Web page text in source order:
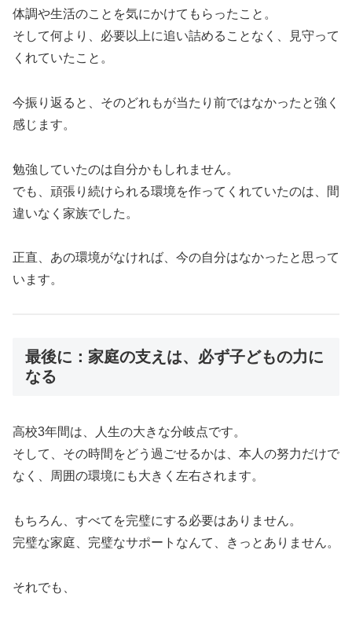
体調や生活のことを気にかけてもらったこと。
そして何より、必要以上に追い詰めることなく、見守って
くれていたこと。
今振り返ると、そのどれもが当たり前ではなかったと強く
感じます。
勉強していたのは自分かもしれません。
でも、頑張り続けられる環境を作ってくれていたのは、間
違いなく家族でした。
正直、あの環境がなければ、今の自分はなかったと思って
います。
最後に：家庭の支えは、必ず子どもの力に
なる
高校3年間は、人生の大きな分岐点です。
そして、その時間をどう過ごせるかは、本人の努力だけで
なく、周囲の環境にも大きく左右されます。
もちろん、すべてを完璧にする必要はありません。
完璧な家庭、完璧なサポートなんて、きっとありません。
それでも、